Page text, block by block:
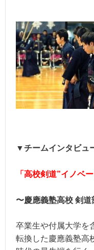
▼チームインタビュ
「高校剣道”イノベ
〜慶應義塾高校 剣
卒業生や付属大学を
転換した慶應義塾高